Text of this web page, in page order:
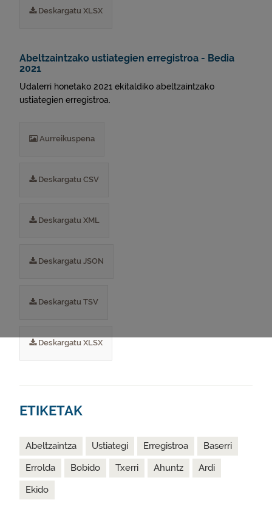
Deskargatu XLSX
Abeltzaintzako ustiategien erregistroa - Bedia
2021
Udalerri honetako 2021 ekitaldiko abeltzaintzako
ustiategien erregistroa.
Aurreikuspena
Deskargatu CSV
Deskargatu XML
Deskargatu JSON
Deskargatu TSV
Deskargatu XLSX
ETIKETAK
Abeltzaintza Ustiategi Erregistroa
Baserri
Errolda
Bobido Txerri Ahuntz
Ardi
Ekido